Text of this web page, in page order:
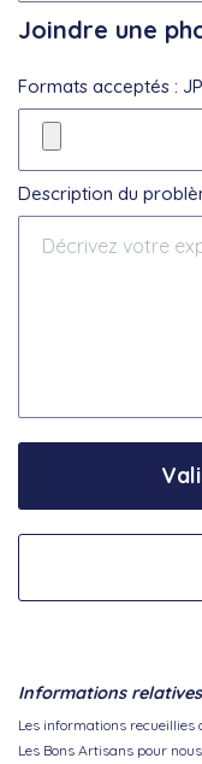
Joindre une
Formats acceptés :
Description du
Informations
Les informations
Les Bons Artisans pour